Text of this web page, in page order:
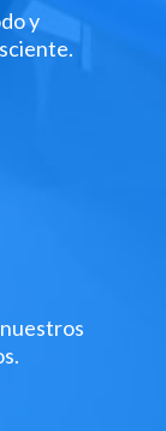
y